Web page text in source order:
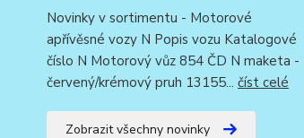
Novinky v sortimentu - Motorové
apřívěsné vozy N Popis vozu Katalogové
číslo N Motorový vůz 854 ČD N maketa -
červený/krémový pruh 13155... číst celé
Zobrazit všechny novinky